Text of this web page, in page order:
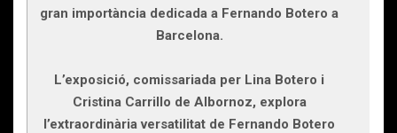
gran importància dedicada a Fernando Botero a
Barcelona.
L’exposició, comissariada per Lina Botero i
Cristina Carrillo de Albornoz, explora
l’extraordinària versatilitat de Fernando Botero